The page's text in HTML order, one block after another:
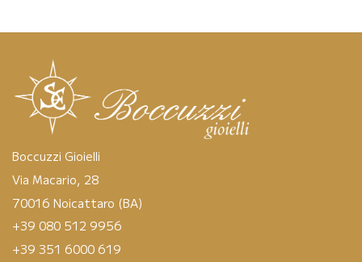
Boccuzzi Gioielli
Via Macario, 28
70016 Noicattaro (BA)
+39 080 512 9956
+39 351 6000 619